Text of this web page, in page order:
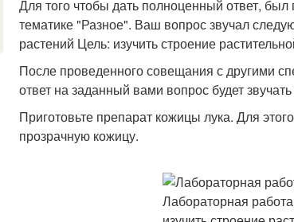
Для того чтобы дать полноценный ответ,
тематике "Разное". Ваш вопрос звучал
растений Цель: изучить строение
После проведенного совещания с другими
ответ на заданный вами вопрос будет
Приготовьте препарат кожицы лука. Для
прозрачную кожицу.